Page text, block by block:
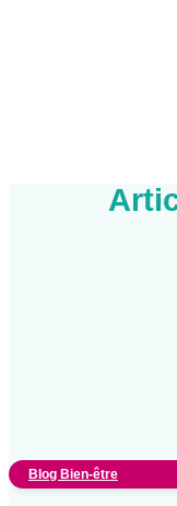
Blog Bien-être